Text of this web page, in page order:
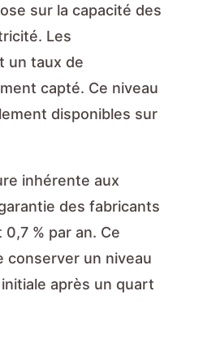
sur la capacité des
Les
un taux de
capté. Ce niveau
disponibles sur
inhérente aux
des fabricants
% par an. Ce
conserver un niveau
après un quart